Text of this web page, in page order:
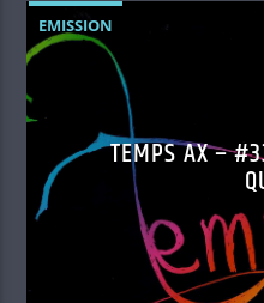
EMISSION
TEMPS AX –